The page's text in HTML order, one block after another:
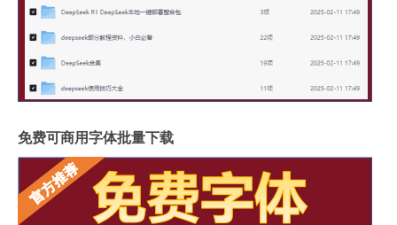
免费可商用字体批量下载